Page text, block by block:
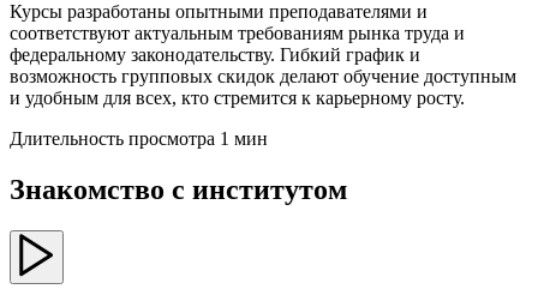
Курсы разработаны опытными преподавателями и
соответствуют актуальным требованиям рынка труда и
федеральному законодательству. Гибкий график и
возможность групповых скидок делают обучение доступным
и удобным для всех, кто стремится к карьерному росту.
Длительность просмотра 1 мин
Знакомство с институтом